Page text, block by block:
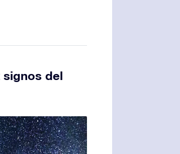
signos del